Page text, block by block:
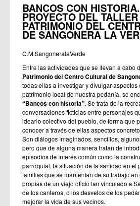
BANCOS CON
PROYECTO DEL
PATRIMONIO DEL
DE SANGONERA LA
C.M.SangoneralaVerde
Entre las actividades que se llevan a cabo
Patrimonio del Centro Cultural de
todas ellas a investigar y divulgar aspectos
patrimonio local de nuestra pedanía, se
“Bancos con historia”. Se trata de la
conversaciones ficticias entre personajes
ideario colectivo del pueblo, de forma que
conocer a través de ellas aspectos
Son diálogos imaginados, sencillos,
pero que de alguna manera tratan de
episodios de interés común como la
parroquial, la situación de la sanidad en el
familias que se mantenían de su trabajo
propias de un viejo oficio tan vinculado a
de los canteros, o los desvelos de los
mejorar la vida de sus vecinos.